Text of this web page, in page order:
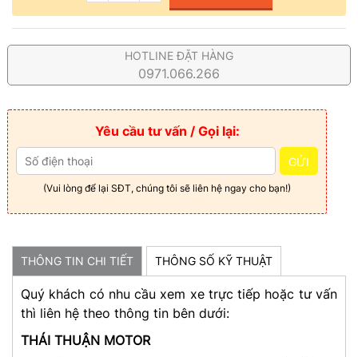
HOTLINE ĐẶT HÀNG
0971.066.266
Yêu cầu tư vấn / Gọi lại:
GỬI
(Vui lòng để lại SĐT, chúng tôi sẽ liên hệ ngay cho bạn!)
THÔNG TIN CHI TIẾT THÔNG SỐ KỸ THUẬT
Quý khách có nhu cầu xem xe trực tiếp hoặc tư vấn
thì liên hệ theo thông tin bên dưới:
THÁI THUẬN MOTOR